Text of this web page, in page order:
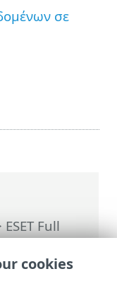
ESET Full
το
ανάκτησης
σε
cookies